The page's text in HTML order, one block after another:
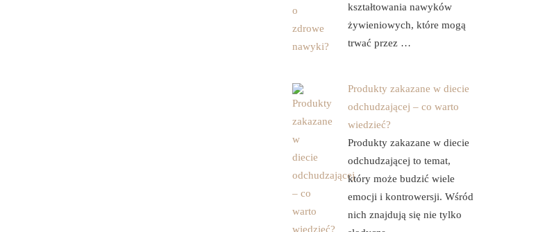
kształtowania nawyków
żywieniowych, które mogą
trwać przez …
Produkty zakazane w diecie
odchudzającej – co warto
wiedzieć?
Produkty zakazane w diecie
odchudzającej to temat,
który może budzić wiele
emocji i kontrowersji. Wśród
nich znajdują się nie tylko